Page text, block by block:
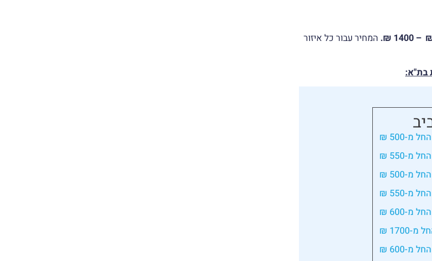
המחיר עבור כל איזור
בת"א:
החל מ-500 ₪
החל מ-550 ₪
החל מ-500 ₪
החל מ-550 ₪
החל מ-600 ₪
מ-1700 ₪
החל מ-600 ₪